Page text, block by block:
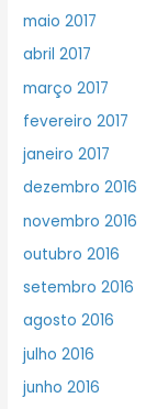
maio 2017
abril 2017
março 2017
fevereiro 2017
janeiro 2017
dezembro 2016
novembro 2016
outubro 2016
setembro 2016
agosto 2016
julho 2016
junho 2016